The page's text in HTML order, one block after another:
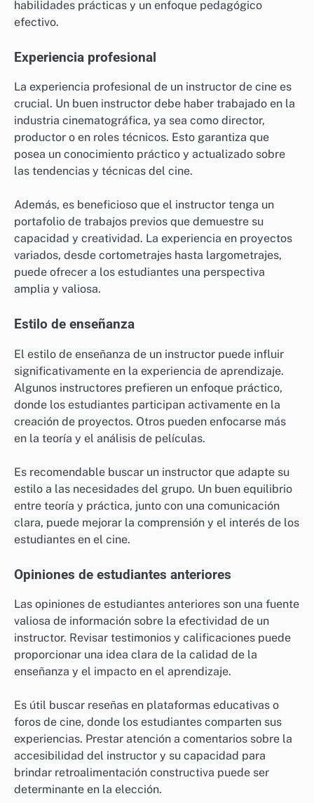
habilidades prácticas y un enfoque pedagógico
efectivo.
Experiencia profesional
La experiencia profesional de un instructor de cine es
crucial. Un buen instructor debe haber trabajado en la
industria cinematográfica, ya sea como director,
productor o en roles técnicos. Esto garantiza que
posea un conocimiento práctico y actualizado sobre
las tendencias y técnicas del cine.
Además, es beneficioso que el instructor tenga un
portafolio de trabajos previos que demuestre su
capacidad y creatividad. La experiencia en proyectos
variados, desde cortometrajes hasta largometrajes,
puede ofrecer a los estudiantes una perspectiva
amplia y valiosa.
Estilo de enseñanza
El estilo de enseñanza de un instructor puede influir
significativamente en la experiencia de aprendizaje.
Algunos instructores prefieren un enfoque práctico,
donde los estudiantes participan activamente en la
creación de proyectos. Otros pueden enfocarse más
en la teoría y el análisis de películas.
Es recomendable buscar un instructor que adapte su
estilo a las necesidades del grupo. Un buen equilibrio
entre teoría y práctica, junto con una comunicación
clara, puede mejorar la comprensión y el interés de los
estudiantes en el cine.
Opiniones de estudiantes anteriores
Las opiniones de estudiantes anteriores son una fuente
valiosa de información sobre la efectividad de un
instructor. Revisar testimonios y calificaciones puede
proporcionar una idea clara de la calidad de la
enseñanza y el impacto en el aprendizaje.
Es útil buscar reseñas en plataformas educativas o
foros de cine, donde los estudiantes comparten sus
experiencias. Prestar atención a comentarios sobre la
accesibilidad del instructor y su capacidad para
brindar retroalimentación constructiva puede ser
determinante en la elección.